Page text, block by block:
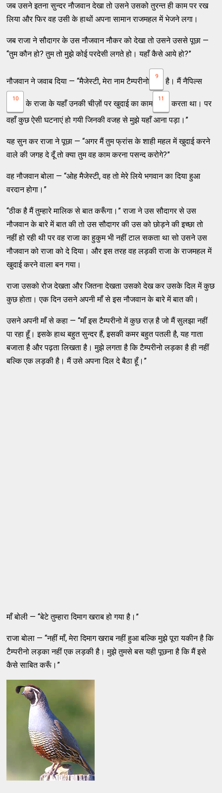
जब उसने इतना सुन्दर नौजवान देखा तो उसने उसको तुरन्त ही काम पर रख
लिया और फिर वह उसी के हाथों अपना सामान राजमहल में भेजने लगा।
जब राजा ने सौदागर के उस नौजवान नौकर को देखा तो उसने उससे पूछा —
“तुम कौन हो? तुम तो मुझे कोई परदेसी लगते हो। यहाँ कैसे आये हो?”
नौजवान ने जवाब दिया — “मैजेस्टी, मेरा नाम टैम्परीनो
9
है। मैं नैपिल्स
10
के राजा के यहाँ उनकी चीज़ों पर खुदाई का काम
11
करता था। पर
वहाँ कुछ ऐसी घटनाएं हो गयी जिनकी वजह से मुझे यहाँ आना पड़ा।”
यह सुन कर राजा ने पूछा — “अगर मैं तुम फ्रांस के शाही महल में खुदाई करने
वाले की जगह दे दूँ तो क्या तुम वह काम करना पसन्द करोगे?”
वह नौजवान बोला — “ओह मैजेस्टी, वह तो मेरे लिये भगवान का दिया हुआ
वरदान होगा।”
“ठीक है मैं तुम्हारे मालिक से बात करूँगा।” राजा ने उस सौदागर से उस
नौजवान के बारे में बात की तो उस सौदागर की उस को छोड़ने की इच्छा तो
नहीं हो रही थी पर वह राजा का हुकुम भी नहीं टाल सकता था सो उसने उस
नौजवान को राजा को दे दिया। और इस तरह वह लड़की राजा के राजमहल में
खुदाई करने वाला बन गया।
राजा उसको रोज देखता और जितना देखता उसको देख कर उसके दिल में कुछ
कुछ होता। एक दिन उसने अपनी माँ से इस नौजवान के बारे में बात की।
उसने अपनी माँ से कहा — “माँ इस टैम्परीनो में कुछ राज़ है जो मैं सुलझा नहीं
पा रहा हूँ। इसके हाथ बहुत सुन्दर हैं, इसकी कमर बहुत पतली है, यह गाता
बजाता है और पढ़ता लिखता है। मुझे लगता है कि टैम्परीनो लड़का है ही नहीं
बल्कि एक लड़की है। मैं उसे अपना दिल दे बैठा हूँ।”
माँ बोली — “बेटे तुम्हारा दिमाग खराब हो गया है।”
राजा बोला — “नहीं माँ, मेरा दिमाग खराब नहीं हुआ बल्कि मुझे पूरा यकीन है कि
टैम्परीनो लड़का नहीं एक लड़की है। मुझे तुमसे बस यही पूछना है कि मैं इसे
कैसे साबित करूँ।”